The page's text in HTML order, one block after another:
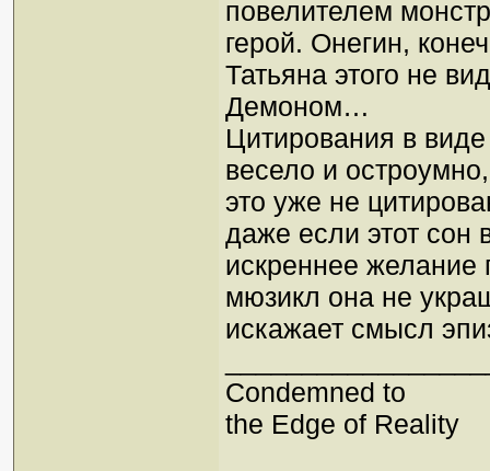
повелителем
герой. Онегин,
Татьяна этого не
Демоном…
Цитирования в
весело и
это уже не
даже если этот сон
искреннее желание
мюзикл она не
искажает смысл
Condemned to
the Edge of Reality